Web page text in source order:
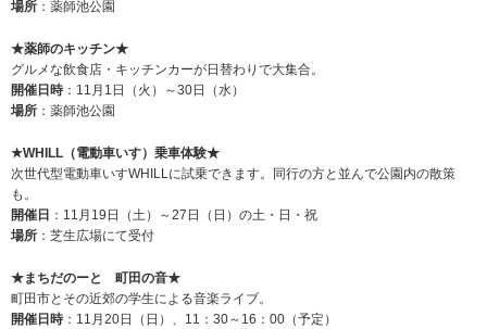
場所 ：薬師池公園
★薬師のキッチン★
グルメな飲食店・キッチンカーが日替わりで大集合。
開催日時：11月1日（火）～30日（水）
場所 ：薬師池公園
★WHILL（電動車いす）乗車体験★
次世代型電動車いすWHILLに試乗できます。同行の方と並んで公園内の散策
も。
開催日 ：11月19日（土）～27日（日）の土・日・祝
場所 ：芝生広場にて受付
★まちだのーと 町田の音★
町田市とその近郊の学生による音楽ライブ。
開催日時：11月20日（日）、11：30～16：00（予定）